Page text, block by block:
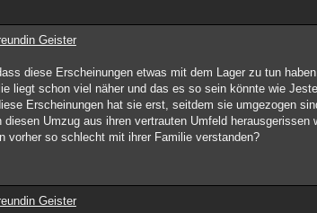
Geister
diese Erscheinungen etwas mit dem Lager zu tun
liegt schon viel näher und das es so sein könnte wie
Erscheinungen hat sie erst, seitdem sie umgezogen
diesen Umzug aus ihren vertrauten Umfeld herausgerissen
vorher so schlecht mit ihrer Familie verstanden?
Geister